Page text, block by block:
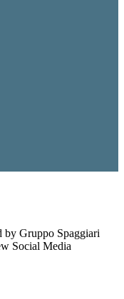
by Gruppo Spaggiari
Social Media